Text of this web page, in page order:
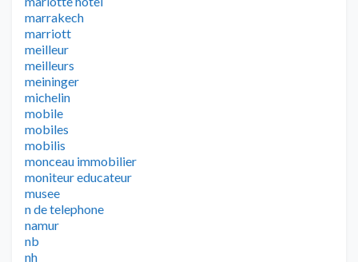
marrakech
marriott
meilleur
meilleurs
meininger
michelin
mobile
mobiles
mobilis
monceau immobilier
moniteur educateur
musee
n de telephone
namur
nb
nh